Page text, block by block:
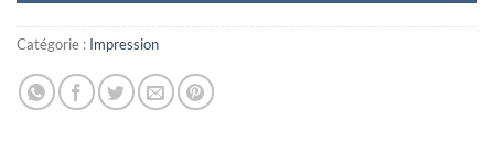
Catégorie : Impression